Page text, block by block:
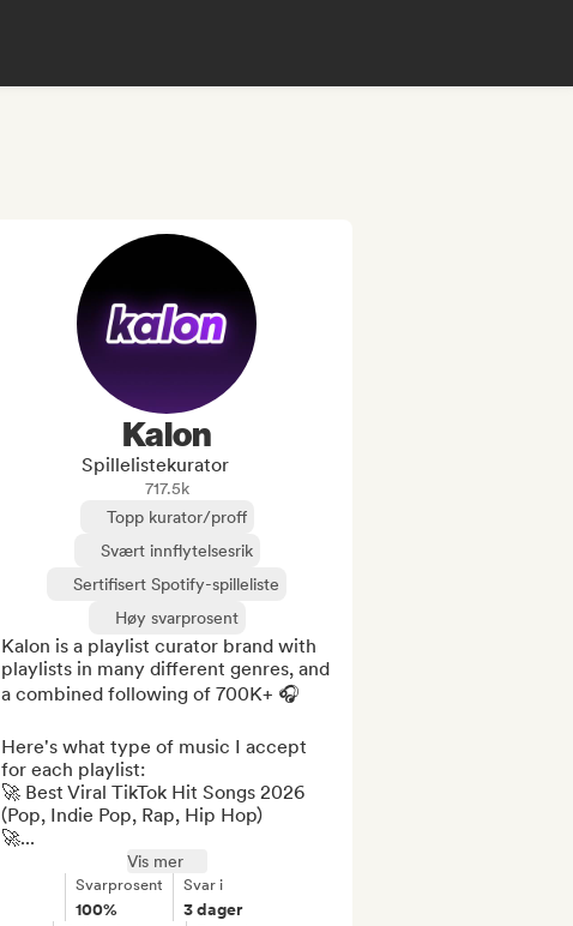
Kalon
Spillelistekurator
717.5k
Topp kurator/proff
Svært innflytelsesrik
Sertifisert Spotify-spilleliste
Høy svarprosent
Kalon is a playlist curator brand with
playlists in many different genres, and
a combined following of 700K+ 🎧
Here's what type of music I accept
for each playlist:
🚀 Best Viral TikTok Hit Songs 2026
(Pop, Indie Pop, Rap, Hip Hop)
🚀...
Vis mer
Svarprosent
100%
Svar i
3 dager